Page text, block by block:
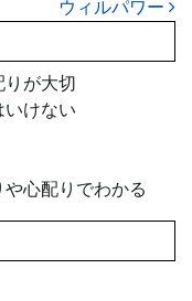
ウィルパワー
が大切
いけない
心配りでわかる